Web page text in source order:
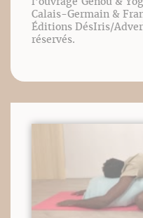
Calais-Germain &
Éditions DésIris/
réservés.